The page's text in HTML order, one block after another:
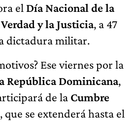
el Día Nacional de la
y la Justicia, a 47
dictadura militar.
Ese viernes por la
República Dominicana,
de la Cumbre
, que se extenderá hasta el